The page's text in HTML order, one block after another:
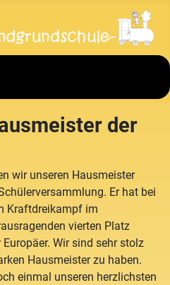
der
wir unseren Hausmeister
Er hat bei
Kraftdreikampf im
vierten Platz
Wir sind sehr stolz
Hausmeister zu haben.
einmal unseren herzlichsten